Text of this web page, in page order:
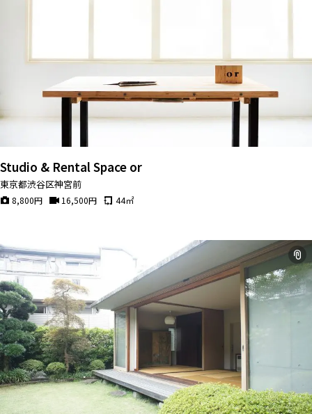
Studio & Rental Space or
東京都渋谷区神宮前
8,800円 16,500円 44㎡